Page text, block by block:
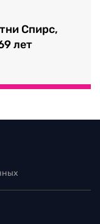
Спирс,
лет